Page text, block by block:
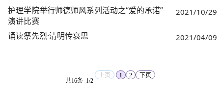
护理学院举行师德师风系列活动之“爱的承诺”
演讲比赛
2021/10/29
诵读祭先烈·清明传哀思 2021/04/09
共16条 1/2
上页 1 2 下页